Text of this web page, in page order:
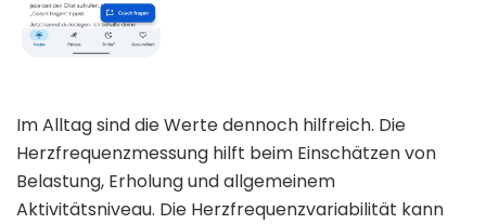
Im Alltag sind die Werte dennoch hilfreich. Die
Herzfrequenzmessung hilft beim Einschätzen von
Belastung, Erholung und allgemeinem
Aktivitätsniveau. Die Herzfrequenzvariabilität kann